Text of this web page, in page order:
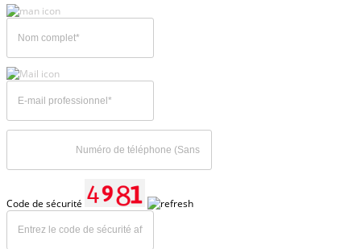
Code de sécurité